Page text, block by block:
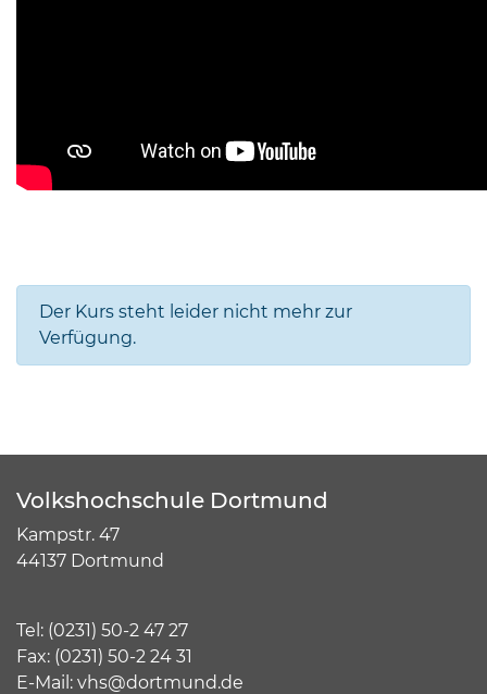
Der Kurs steht leider nicht mehr zur
Verfügung.
Volkshochschule Dortmund
Kampstr. 47
44137 Dortmund
Tel: (0231) 50-2 47 27
Fax: (0231) 50-2 24 31
E-Mail: vhs@dortmund.de